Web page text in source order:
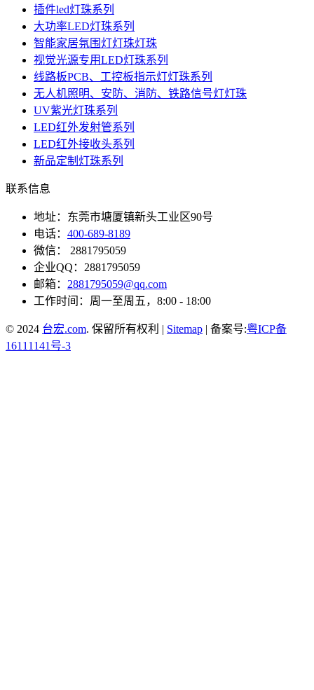
插件led灯珠系列
大功率LED灯珠系列
智能家居氛围灯灯珠灯珠
视觉光源专用LED灯珠系列
线路板PCB、工控板指示灯灯珠系列
无人机照明、安防、消防、铁路信号灯灯珠
UV紫光灯珠系列
LED红外发射管系列
LED红外接收头系列
新品定制灯珠系列
联系信息
地址：东莞市塘厦镇新头工业区90号
电话： 400-689-8189
微信： 2881795059
企业QQ：2881795059
邮箱： 2881795059@qq.com
工作时间：周一至周五，8:00 - 18:00
© 2024 台宏.com. 保留所有权利 | Sitemap | 备案号:粤ICP备
16111141号-3